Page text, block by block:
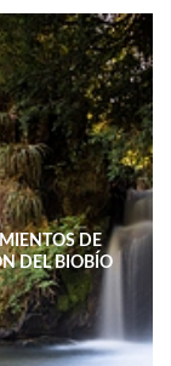
DE
DEL BIOBÍO